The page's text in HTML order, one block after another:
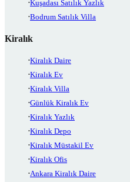
Kuşadası Satılık Yazlık
Bodrum Satılık Villa
Kiralık
Kiralık Daire
Kiralık Ev
Kiralık Villa
Günlük Kiralık Ev
Kiralık Yazlık
Kiralık Depo
Kiralık Müstakil Ev
Kiralık Ofis
Ankara Kiralık Daire